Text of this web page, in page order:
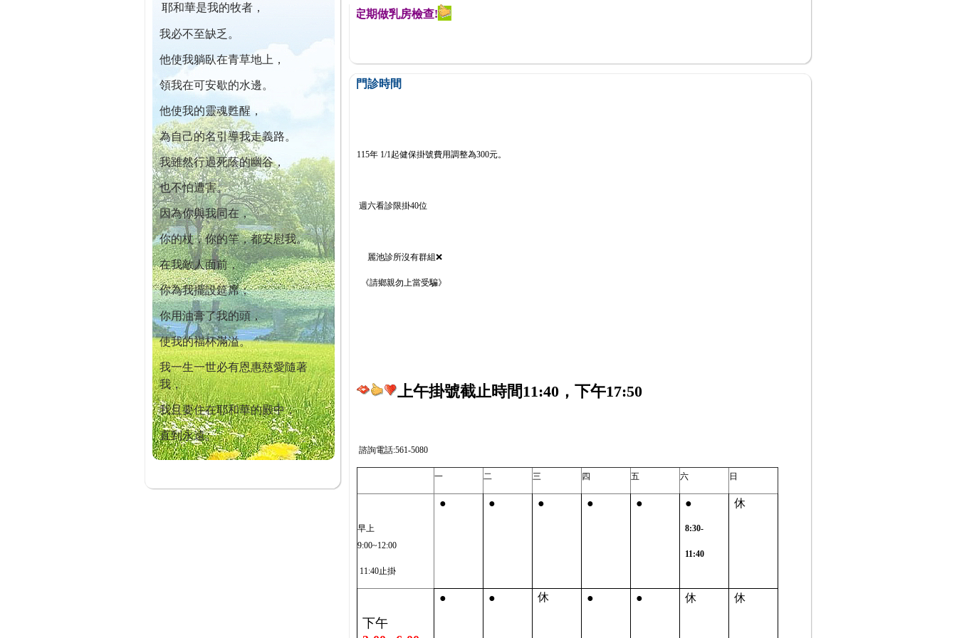
耶和華是我的牧者，
我必不至缺乏。
他使我躺臥在青草地上，
領我在可安歇的水邊。
他使我的靈魂甦醒，
為自己的名引導我走義路。
我雖然行過死蔭的幽谷，
也不怕遭害。
因為你與我同在，
你的杖，你的竿，都安慰我。
在我敵人面前，
你為我擺設筵席；
你用油膏了我的頭，
使我的福杯滿溢。
我一生一世必有恩惠慈愛隨著
我，
我且要住在耶和華的殿中，
直到永遠。
本院自開幕迄今已篩檢出1700位乳癌患者,提醒您定期做乳房檢查!
門診時間
115年 1/1起健保掛號費用調整為300元。
週六看診限掛40位
麗池診所沒有群組❌
《請鄉親勿上當受騙》
上午掛號截止時間11:40，下午17:50
諮詢電話:561-5080
一 二 三 四 五 六 日
早上
9:00~12:00
11:40止掛
● ● ● ● ● ●
8:30-
11:40
休
下午
● ● 休 ● ● 休 休